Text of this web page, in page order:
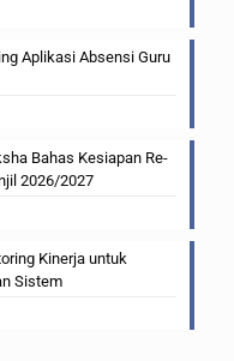
Aplikasi Absensi Guru
Bahas Kesiapan Re-
2026/2027
Kinerja untuk
Sistem